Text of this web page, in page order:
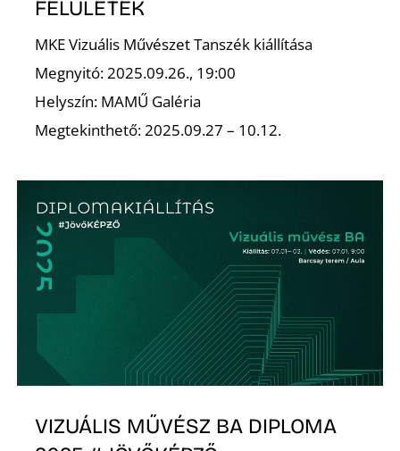
FELÜLETEK
MKE Vizuális Művészet Tanszék kiállítása
Megnyitó: 2025.09.26., 19:00
Helyszín: MAMŰ Galéria
Megtekinthető: 2025.09.27 – 10.12.
VIZUÁLIS MŰVÉSZ BA DIPLOMA